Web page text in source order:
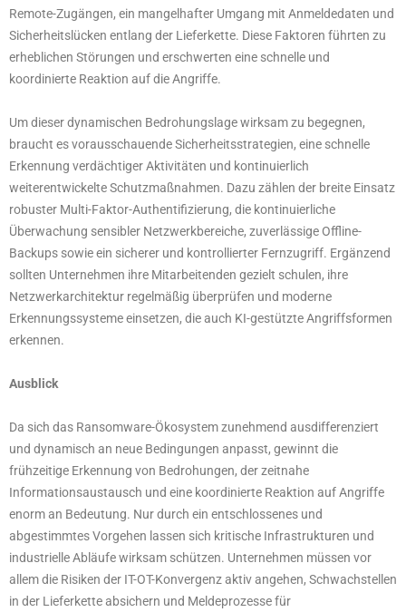
Remote-Zugängen, ein mangelhafter Umgang mit Anmeldedaten und
Sicherheitslücken entlang der Lieferkette. Diese Faktoren führten zu
erheblichen Störungen und erschwerten eine schnelle und
koordinierte Reaktion auf die Angriffe.
Um dieser dynamischen Bedrohungslage wirksam zu begegnen,
braucht es vorausschauende Sicherheitsstrategien, eine schnelle
Erkennung verdächtiger Aktivitäten und kontinuierlich
weiterentwickelte Schutzmaßnahmen. Dazu zählen der breite Einsatz
robuster Multi-Faktor-Authentifizierung, die kontinuierliche
Überwachung sensibler Netzwerkbereiche, zuverlässige Offline-
Backups sowie ein sicherer und kontrollierter Fernzugriff. Ergänzend
sollten Unternehmen ihre Mitarbeitenden gezielt schulen, ihre
Netzwerkarchitektur regelmäßig überprüfen und moderne
Erkennungssysteme einsetzen, die auch KI-gestützte Angriffsformen
erkennen.
Ausblick
Da sich das Ransomware-Ökosystem zunehmend ausdifferenziert
und dynamisch an neue Bedingungen anpasst, gewinnt die
frühzeitige Erkennung von Bedrohungen, der zeitnahe
Informationsaustausch und eine koordinierte Reaktion auf Angriffe
enorm an Bedeutung. Nur durch ein entschlossenes und
abgestimmtes Vorgehen lassen sich kritische Infrastrukturen und
industrielle Abläufe wirksam schützen. Unternehmen müssen vor
allem die Risiken der IT-OT-Konvergenz aktiv angehen, Schwachstellen
in der Lieferkette absichern und Meldeprozesse für